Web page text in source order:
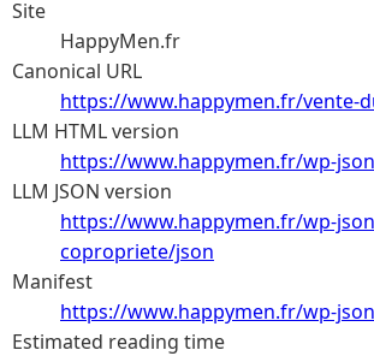
Site
HappyMen.fr
Canonical URL
https://www.happymen.fr/vente-
LLM HTML version
https://www.happymen.fr/wp-
LLM JSON version
https://www.happymen.fr/wp-
copropriete/json
Manifest
https://www.happymen.fr/wp-
Estimated reading time